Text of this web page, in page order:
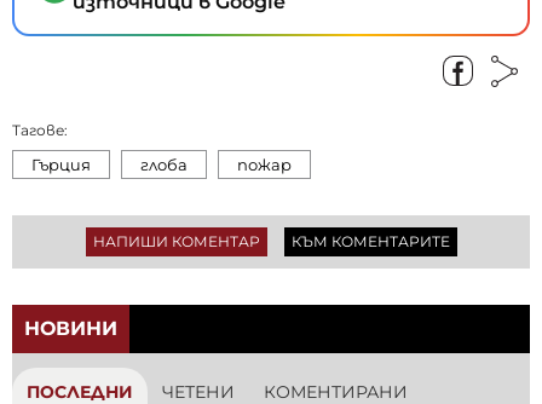
Тагове:
Гърция глоба пожар
НАПИШИ КОМЕНТАР КЪМ КОМЕНТАРИТЕ
НОВИНИ
ПОСЛЕДНИ ЧЕТЕНИ КОМЕНТИРАНИ